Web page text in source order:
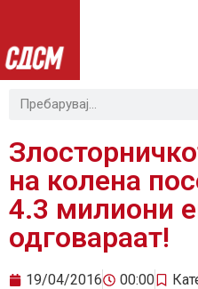
на колена
4.3 милиони
одговараат!
19/04/2016 00:00